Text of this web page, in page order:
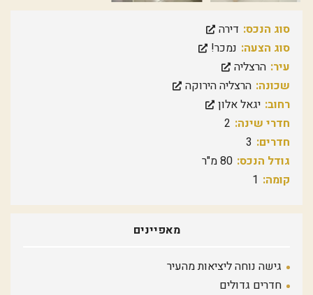
סוג הנכס: דירה
סוג הצעה: נמכר!
עיר: הרצליה
שכונה: הרצליה הירוקה
רחוב: יגאל אלון
חדרי שינה: 2
חדרים: 3
גודל הנכס: 80 מ"ר
קומה: 1
מאפיינים
גישה נוחה ליציאות מהעיר
חדרים גדולים